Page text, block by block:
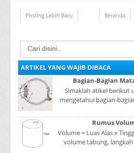
Posting Lebih Baru Beranda
ARTIKEL YANG WAJIB DIBACA
Bagian-Bagian
Simaklah atikel berikut
mengetahui bagian-
Rumus
Volume = Luas Alas x
volume tabung,